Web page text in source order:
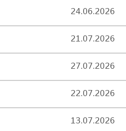
24.06.2026
21.07.2026
27.07.2026
22.07.2026
13.07.2026